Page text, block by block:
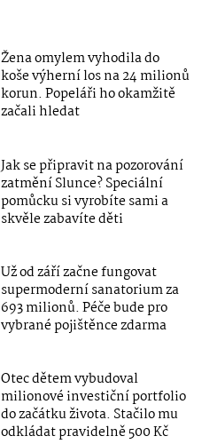
Žena omylem vyhodila do
koše výherní los na 24 milionů
korun. Popeláři ho okamžitě
začali hledat
Jak se připravit na pozorování
zatmění Slunce? Speciální
pomůcku si vyrobíte sami a
skvěle zabavíte děti
Už od září začne fungovat
supermoderní sanatorium za
693 milionů. Péče bude pro
vybrané pojištěnce zdarma
Otec dětem vybudoval
milionové investiční portfolio
do začátku života. Stačilo mu
odkládat pravidelně 500 Kč